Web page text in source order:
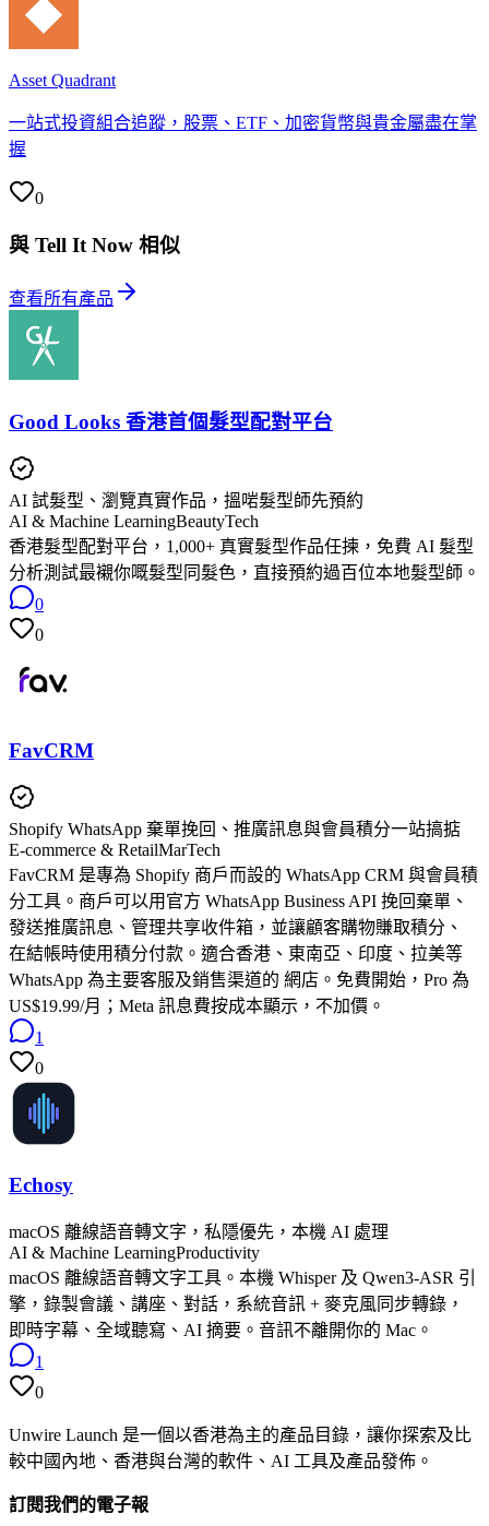
Asset Quadrant
一站式投資組合追蹤，股票、ETF、加密貨幣與貴金屬盡在掌
握
0
與 Tell It Now 相似
查看所有產品
Good Looks 香港首個髮型配對平台
AI 試髮型、瀏覽真實作品，搵啱髮型師先預約
AI & Machine LearningBeautyTech
香港髮型配對平台，1,000+ 真實髮型作品任揀，免費 AI 髮型
分析測試最襯你嘅髮型同髮色，直接預約過百位本地髮型師。
0
0
FavCRM
Shopify WhatsApp 棄單挽回、推廣訊息與會員積分一站搞掂
E-commerce & RetailMarTech
FavCRM 是專為 Shopify 商戶而設的 WhatsApp CRM 與會員積
分工具。商戶可以用官方 WhatsApp Business API 挽回棄單、
發送推廣訊息、管理共享收件箱，並讓顧客購物賺取積分、
在結帳時使用積分付款。適合香港、東南亞、印度、拉美等
WhatsApp 為主要客服及銷售渠道的 網店。免費開始，Pro 為
US$19.99/月；Meta 訊息費按成本顯示，不加價。
1
0
Echosy
macOS 離線語音轉文字，私隱優先，本機 AI 處理
AI & Machine LearningProductivity
macOS 離線語音轉文字工具。本機 Whisper 及 Qwen3-ASR 引
擎，錄製會議、講座、對話，系統音訊 + 麥克風同步轉錄，
即時字幕、全域聽寫、AI 摘要。音訊不離開你的 Mac。
1
0
Unwire Launch 是一個以香港為主的產品目錄，讓你探索及比
較中國內地、香港與台灣的軟件、AI 工具及產品發佈。
訂閱我們的電子報